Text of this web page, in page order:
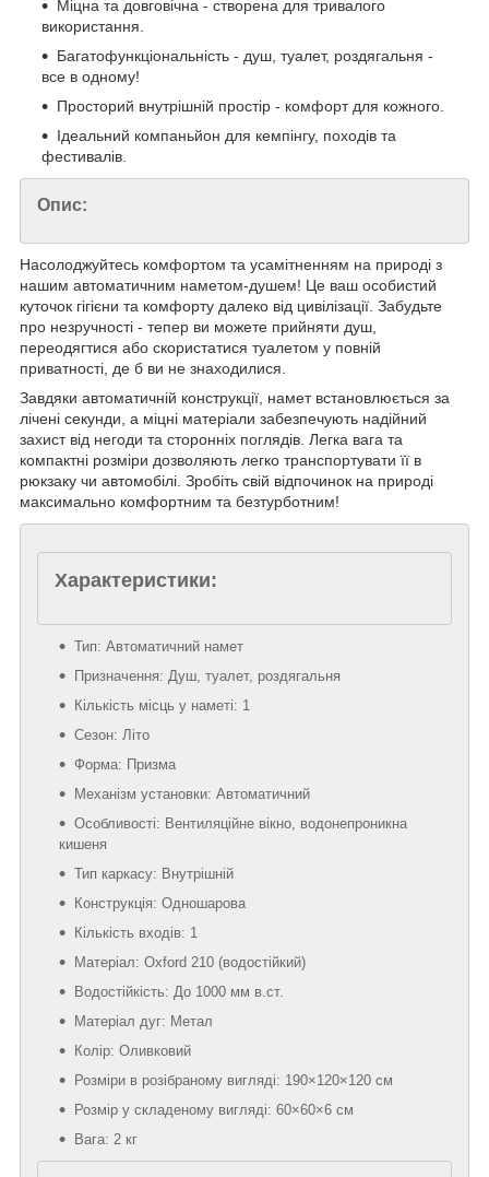
Міцна та довговічна - створена для тривалого
використання.
Багатофункціональність - душ, туалет, роздягальня -
все в одному!
Просторий внутрішній простір - комфорт для кожного.
Ідеальний компаньйон для кемпінгу, походів та
фестивалів.
Опис:
Насолоджуйтесь комфортом та усамітненням на природі з
нашим автоматичним наметом-душем! Це ваш особистий
куточок гігієни та комфорту далеко від цивілізації. Забудьте
про незручності - тепер ви можете прийняти душ,
переодягтися або скористатися туалетом у повній
приватності, де б ви не знаходилися.
Завдяки автоматичній конструкції, намет встановлюється за
лічені секунди, а міцні матеріали забезпечують надійний
захист від негоди та сторонніх поглядів. Легка вага та
компактні розміри дозволяють легко транспортувати її в
рюкзаку чи автомобілі. Зробіть свій відпочинок на природі
максимально комфортним та безтурботним!
Характеристики:
Тип: Автоматичний намет
Призначення: Душ, туалет, роздягальня
Кількість місць у наметі: 1
Сезон: Літо
Форма: Призма
Механізм установки: Автоматичний
Особливості: Вентиляційне вікно, водонепроникна
кишеня
Тип каркасу: Внутрішній
Конструкція: Одношарова
Кількість входів: 1
Матеріал: Oxford 210 (водостійкий)
Водостійкість: До 1000 мм в.ст.
Матеріал дуг: Метал
Колір: Оливковий
Розміри в розібраному вигляді: 190×120×120 см
Розмір у складеному вигляді: 60×60×6 см
Вага: 2 кг